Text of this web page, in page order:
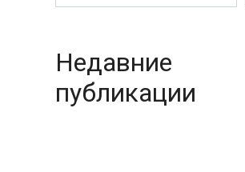
Недавние
публикации